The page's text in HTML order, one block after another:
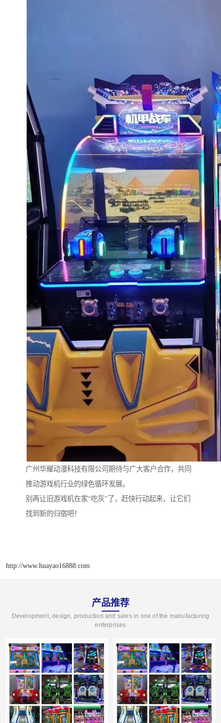
广州华耀动漫科技有限公司期待与广大客户合作，共同
推动游戏机行业的绿色循环发展。
别再让旧游戏机在家“吃灰”了，赶快行动起来，让它们
找到新的归宿吧！
http://www.huayao16888.com
产品推荐
Development, design, production and sales in one of the manufacturing
enterprises